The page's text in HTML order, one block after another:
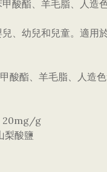
酸酯、羊毛脂、人造
、幼兒和兒童。適用
酸酯、羊毛脂、人造
20mg/g
梨酸鹽